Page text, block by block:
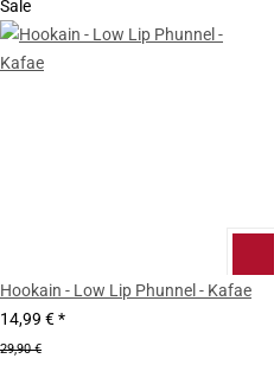
Sale
Hookain - Low Lip Phunnel - Kafae
14,99 €*
29,90 €